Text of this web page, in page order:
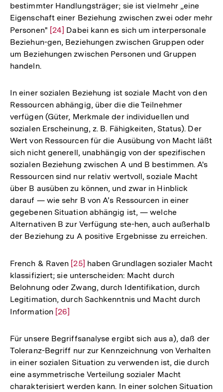
bestimmter Handlungsträger; sie ist vielmehr „eine
Eigenschaft einer Beziehung zwischen zwei oder mehr
Personen" Zur
Auflösung
der
[24] Dabei kann es sich um interpersonale
Beziehun-gen, Beziehungen zwischen Gruppen oder
um Beziehungen zwischen Personen und Gruppen
handeln.
In einer sozialen Beziehung ist soziale Macht von den
Ressourcen abhängig, über die die Teilnehmer
verfügen (Güter, Merkmale der individuellen und
sozialen Erscheinung, z. B. Fähigkeiten, Status). Der
Wert von Ressourcen für die Ausübung von Macht läßt
sich nicht generell, unabhängig von der spezifischen
sozialen Beziehung zwischen A und B bestimmen. A's
Ressourcen sind nur relativ wertvoll, soziale Macht
über B ausüben zu können, und zwar in Hinblick
darauf — wie sehr B von A’s Ressourcen in einer
gegebenen Situation abhängig ist, — welche
Alternativen B zur Verfügung ste-hen, auch außerhalb
der Beziehung zu A positive Ergebnisse zu erreichen.
French & Raven Zur
Auflösung
der
Fußnote
[25] haben Grundlagen sozialer Macht
klassifiziert; sie unterscheiden: Macht durch
Belohnung oder Zwang, durch Identifikation, durch
Legitimation, durch Sachkenntnis und Macht durch
Information Zur
der
Fußnote
[26]
Für unsere Begriffsanalyse ergibt sich aus a), daß der
Toleranz-Begriff nur zur Kennzeichnung von Verhalten
in einer sozialen Situation zu verwenden ist, die durch
eine asymmetrische Verteilung sozialer Macht
charakterisiert werden kann. In einer solchen Situation